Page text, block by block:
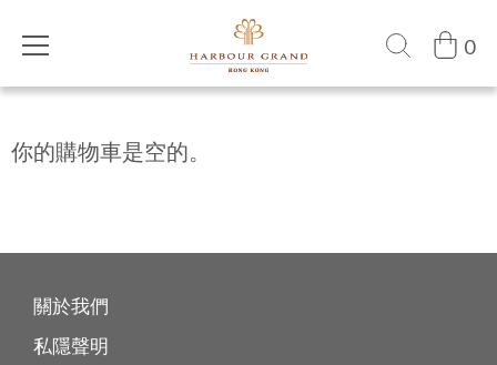
0
你的購物車是空的。
關於我們
私隱聲明